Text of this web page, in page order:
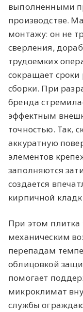
выполненными
производстве.
монтажу: он не
сверления,
трудоемких
сокращает
сборки. При
бренда
эффектным
точностью. Так,
аккуратную
элементов
заполняются
создается
кирпичной
При этом плитка
механическим
перепадам
облицовкой
помогает
микроклимат
службы